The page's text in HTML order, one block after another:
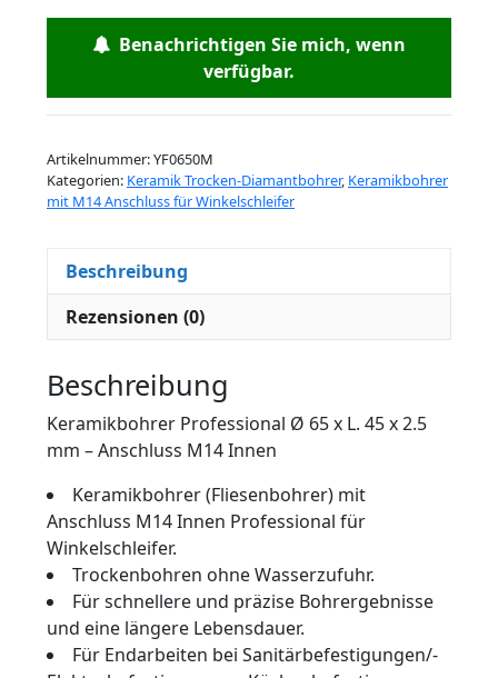
Benachrichtigen Sie mich, wenn
verfügbar.
Artikelnummer:YF0650M
Kategorien: Keramik Trocken-Diamantbohrer, Keramikbohrer
mit M14 Anschluss für Winkelschleifer
Beschreibung
Rezensionen (0)
Beschreibung
Keramikbohrer Professional Ø 65 x L. 45 x 2.5
mm – Anschluss M14 Innen
Keramikbohrer (Fliesenbohrer) mit
Anschluss M14 Innen Professional für
Winkelschleifer.
Trockenbohren ohne Wasserzufuhr.
Für schnellere und präzise Bohrergebnisse
und eine längere Lebensdauer.
Für Endarbeiten bei Sanitärbefestigungen/-